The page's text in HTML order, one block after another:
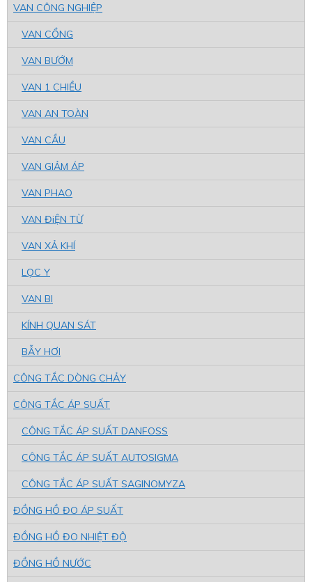
VAN CÔNG NGHIỆP
VAN CỔNG
VAN BƯỚM
VAN 1 CHIỀU
VAN AN TOÀN
VAN CẦU
VAN GIẢM ÁP
VAN PHAO
VAN ĐiỆN TỪ
VAN XẢ KHÍ
LỌC Y
VAN BI
KÍNH QUAN SÁT
BẪY HƠI
CÔNG TẮC DÒNG CHẢY
CÔNG TẮC ÁP SUẤT
CÔNG TẮC ÁP SUẤT DANFOSS
CÔNG TẮC ÁP SUẤT AUTOSIGMA
CÔNG TẮC ÁP SUẤT SAGINOMYZA
ĐỒNG HỒ ĐO ÁP SUẤT
ĐỒNG HỒ ĐO NHIỆT ĐỘ
ĐỒNG HỒ NƯỚC